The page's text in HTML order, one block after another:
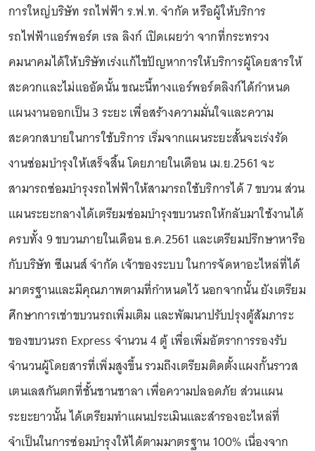
การใหญ่บริษัท รถไฟฟ้า ร.ฟ.ท. จำกัด หรือผู้ให้บริการ
รถไฟฟ้าแอร์พอร์ต เรล ลิงก์ เปิดเผยว่า จากที่กระทรวง
คมนาคมได้ให้บริษัทเร่งแก้ไขปัญหาการให้บริการผู้โดยสารให้
สะดวกและไม่แออัดนั้น ขณะนี้ทางแอร์พอร์ตลิงก์ได้กำหนด
แผนงานออกเป็น 3 ระยะ เพื่อสร้างความมั่นใจและความ
สะดวกสบายในการใช้บริการ เริ่มจากแผนระยะสั้นจะเร่งรัด
งานซ่อมบำรุงให้เสร็จสิ้น โดยภายในเดือน เม.ย.2561 จะ
สามารถซ่อมบำรุงรถไฟฟ้าให้สามารถใช้บริการได้ 7 ขบวน ส่วน
แผนระยะกลางได้เตรียมซ่อมบำรุงขบวนรถให้กลับมาใช้งานได้
ครบทั้ง 9 ขบวนภายในเดือน ธ.ค.2561 และเตรียมปรึกษาหารือ
กับบริษัท ซีเมนส์ จำกัด เจ้าของระบบ ในการจัดหาอะไหล่ที่ได้
มาตรฐานและมีคุณภาพตามที่กำหนดไว้ นอกจากนั้น ยังเตรียม
ศึกษาการเช่าขบวนรถเพิ่มเติม และพัฒนาปรับปรุงตู้สัมภาระ
ของขบวนรถ Express จำนวน 4 ตู้ เพื่อเพิ่มอัตราการรองรับ
จำนวนผู้โดยสารที่เพิ่มสูงขึ้น รวมถึงเตรียมติดตั้งแผงกั้นราวส
เตนเลสกันตกที่ชั้นชานชาลา เพื่อความปลอดภัย ส่วนแผน
ระยะยาวนั้น ได้เตรียมทำแผนประเมินและสำรองอะไหล่ที่
จำเป็นในการซ่อมบำรุงให้ได้ตามมาตรฐาน 100% เนื่องจาก